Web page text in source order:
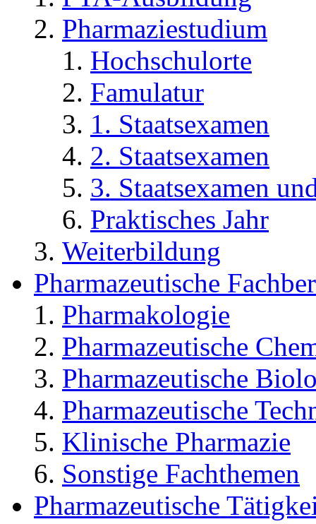
Wer ist online
Foren durchsuchen
Forum-Startseite
Foren
Pharmazeutische
PTA-Ausbildung
Pharmaziestudium
Hochschulorte
Famulatur
1. Staatsexamen
2. Staatsexamen
3. Staatsexamen
Praktisches Jahr
Weiterbildung
Pharmazeutische
Pharmakologie